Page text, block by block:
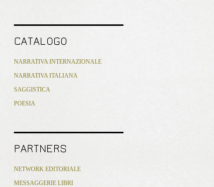
CATALOGO
NARRATIVA INTERNAZIONALE
NARRATIVA ITALIANA
SAGGISTICA
POESIA
PARTNERS
NETWORK EDITORIALE
MESSAGGERIE LIBRI